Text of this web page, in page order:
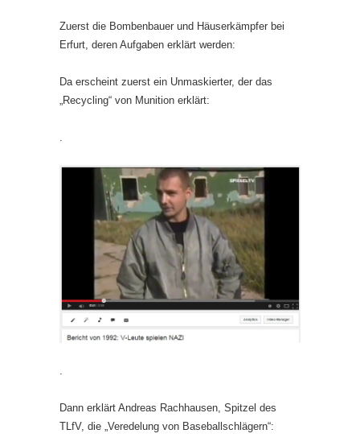
Zuerst die Bombenbauer und Häuserkämpfer bei
Erfurt, deren Aufgaben erklärt werden:
Da erscheint zuerst ein Unmaskierter, der das
„Recycling“ von Munition erklärt:
.
Dann erklärt Andreas Rachhausen, Spitzel des
TLfV, die „Veredelung von Baseballschlägern“: